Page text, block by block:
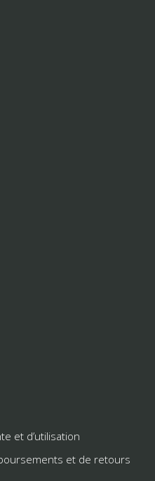
et d’utilisation
et de retours